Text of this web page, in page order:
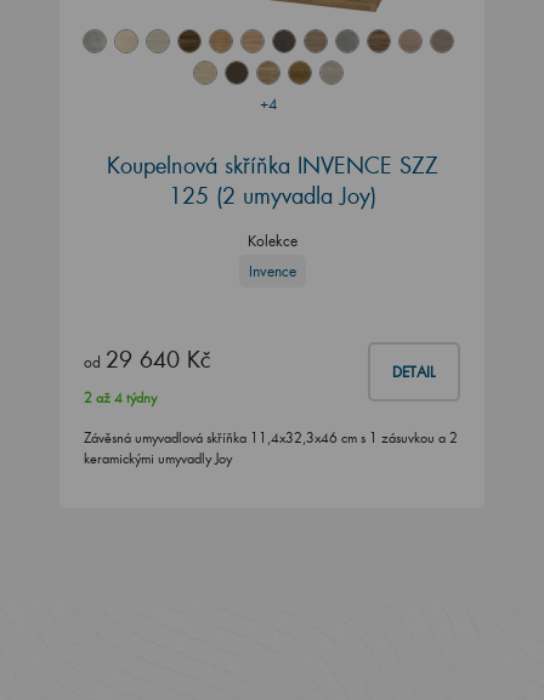
+4
Koupelnová skříňka INVENCE SZZ
125 (2 umyvadla Joy)
Kolekce
Invence
od 29 640 Kč DETAIL
2 až 4 týdny
Závěsná umyvadlová skříňka 11,4x32,3x46 cm s 1 zásuvkou a 2
keramickými umyvadly Joy